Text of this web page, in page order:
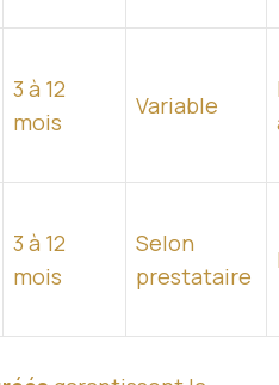
3 à 12
mois
Variable
3 à 12
mois
Selon
prestataire